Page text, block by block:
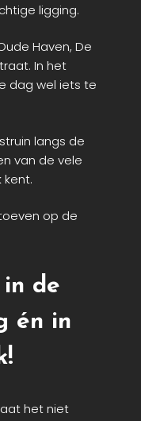
ligging.
Haven, De
In het
dag wel iets te
langs de
van de vele
kent.
op de
in de
én in
het niet